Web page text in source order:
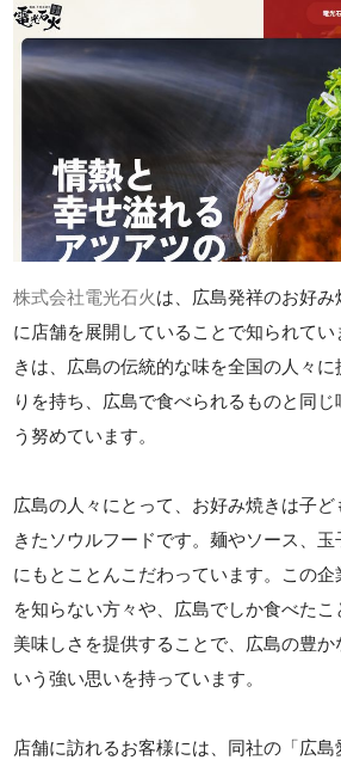
株式会社電光石火は、広島発祥のお好
に店舗を展開していることで知られて
きは、広島の伝統的な味を全国の人々
りを持ち、広島で食べられるものと同
う努めています。
広島の人々にとって、お好み焼きは子
きたソウルフードです。麺やソース、
にもとことんこだわっています。この企
を知らない方々や、広島でしか食べた
美味しさを提供することで、広島の豊か
いう強い思いを持っています。
店舗に訪れるお客様には、同社の「広